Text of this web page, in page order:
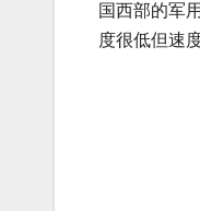
国西部的军
度很低但速